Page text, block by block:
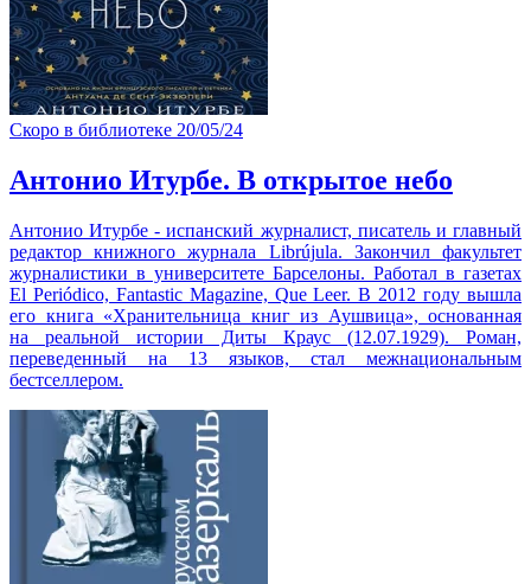
Скоро в библиотеке 20/05/24
Антонио Итурбе. В открытое небо
Антонио Итурбе - испанский журналист, писатель и главный
редактор книжного журнала Librújula. Закончил факультет
журналистики в университете Барселоны. Работал в газетах
El Periódico, Fantastic Magazine, Que Leer. В 2012 году вышла
его книга «Хранительница книг из Аушвица», основанная
на реальной истории Диты Краус (12.07.1929). Роман,
переведенный на 13 языков, стал межнациональным
бестселлером.